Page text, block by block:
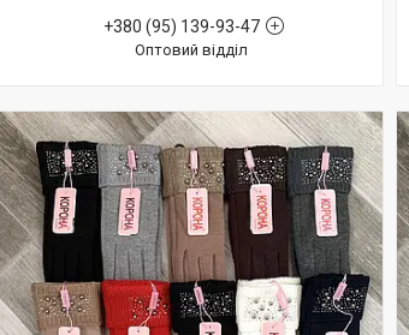
+380 (95) 139-93-47
Оптовий відділ